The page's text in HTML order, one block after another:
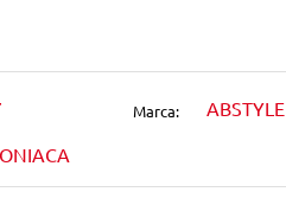
Marca: ABSTYLE